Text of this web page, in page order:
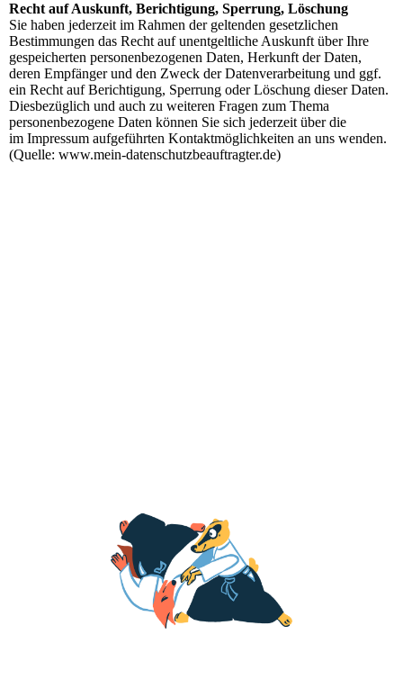
Recht auf Auskunft, Berichtigung, Sperrung, Löschung
Sie haben jederzeit im Rahmen der geltenden gesetzlichen
Bestimmungen das Recht auf unentgeltliche Auskunft über Ihre
gespeicherten personenbezogenen Daten, Herkunft der Daten,
deren Empfänger und den Zweck der Datenverarbeitung und ggf.
ein Recht auf Berichtigung, Sperrung oder Löschung dieser Daten.
Diesbezüglich und auch zu weiteren Fragen zum Thema
personenbezogene Daten können Sie sich jederzeit über die
im Impressum aufgeführten Kontaktmöglichkeiten an uns wenden.
(Quelle: www.mein-datenschutzbeauftragter.de)